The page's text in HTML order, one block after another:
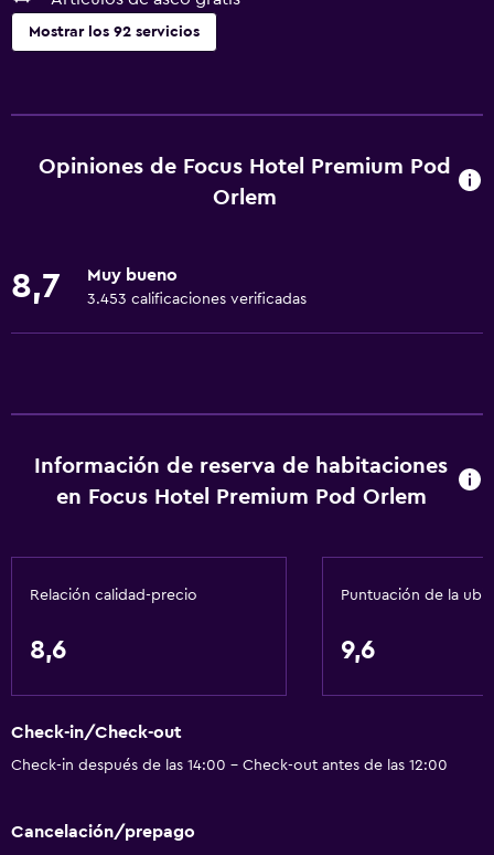
Mostrar los 92 servicios
Tetera eléctrica
Almuerzos para llevar
Menús para dietas especiales (bajo petición)
Bar/lounge
Desayuno en la habitación
La comida se puede entregar en el alojamiento
Cafetera
Accesibilidad y adecuación
Mascotas permitidas bajo consulta (pueden aplicar cargos
extra)
Accesibilidad
Ducha adaptada para silla de ruedas
Ascensor
Ascensor disponible
Opiniones de Focus Hotel Premium Pod
Orlem
8,7 Muy bueno
3.453 calificaciones verificadas
Información de reserva de habitaciones
en Focus Hotel Premium Pod Orlem
Relación calidad-precio
8,6
Puntuación de la
9,6
Check-in/Check-out
Check-in después de las 14:00 - Check-out antes de las 12:00
Cancelación/prepago